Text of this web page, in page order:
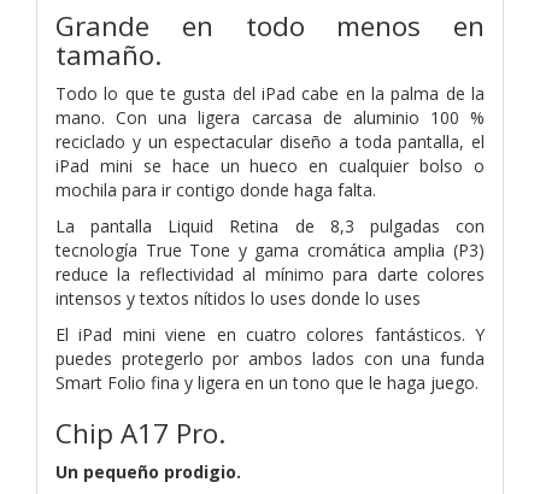
Grande en todo menos en
tamaño.
Todo lo que te gusta del iPad cabe en la palma de la
mano. Con una ligera carcasa de aluminio 100 %
reciclado y un espectacular diseño a toda pantalla, el
iPad mini se hace un hueco en cualquier bolso o
mochila para ir contigo donde haga falta.
La pantalla Liquid Retina de 8,3 pulgadas con
tecnología True Tone y gama cromática amplia (P3)
reduce la reflectividad al mínimo para darte colores
intensos y textos nítidos lo uses donde lo uses
El iPad mini viene en cuatro colores fantásticos. Y
puedes protegerlo por ambos lados con una funda
Smart Folio fina y ligera en un tono que le haga juego.
Chip A17 Pro.
Un pequeño prodigio.